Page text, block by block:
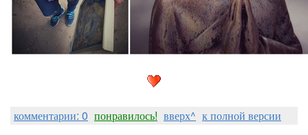
комментарии: 0 понравилось! вверх^ к полной версии